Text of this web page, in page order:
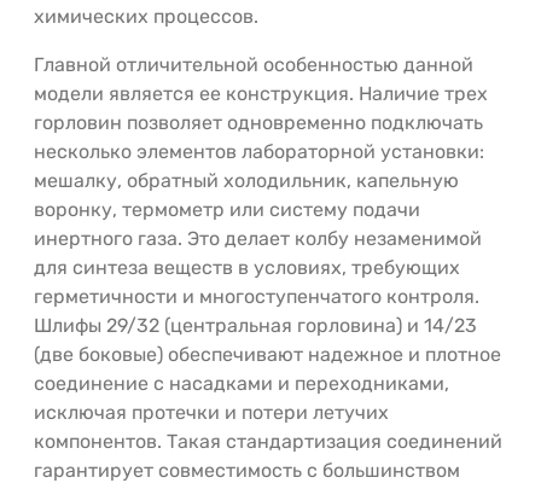
химических процессов.
Главной отличительной особенностью данной
модели является ее конструкция. Наличие трех
горловин позволяет одновременно подключать
несколько элементов лабораторной установки:
мешалку, обратный холодильник, капельную
воронку, термометр или систему подачи
инертного газа. Это делает колбу незаменимой
для синтеза веществ в условиях, требующих
герметичности и многоступенчатого контроля.
Шлифы 29/32 (центральная горловина) и 14/23
(две боковые) обеспечивают надежное и плотное
соединение с насадками и переходниками,
исключая протечки и потери летучих
компонентов. Такая стандартизация соединений
гарантирует совместимость с большинством